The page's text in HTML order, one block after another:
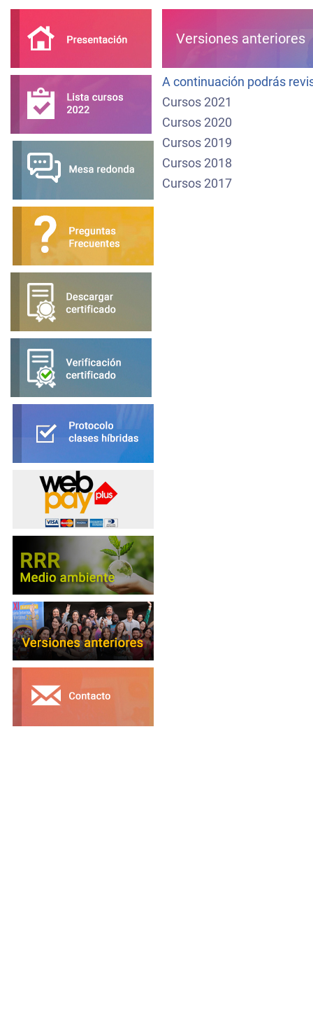
Versiones anteriores
A continuación podrás
Cursos 2021
Cursos 2020
Cursos 2019
Cursos 2018
Cursos 2017